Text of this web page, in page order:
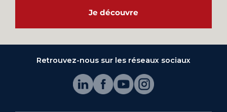
Je découvre
Retrouvez-nous sur les réseaux sociaux